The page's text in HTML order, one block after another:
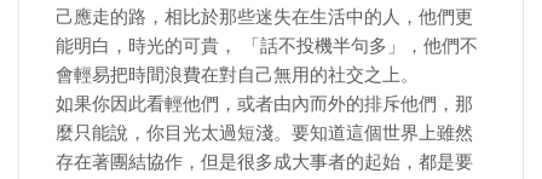
己應走的路，相比於那些迷失在生活中的人，他們更
能明白，時光的可貴， 「話不投機半句多」，他們不
會輕易把時間浪費在對自己無用的社交之上。
如果你因此看輕他們，或者由內而外的排斥他們，那
麼只能說，你目光太過短淺。要知道這個世界上雖然
存在著團結協作，但是很多成大事者的起始，都是要